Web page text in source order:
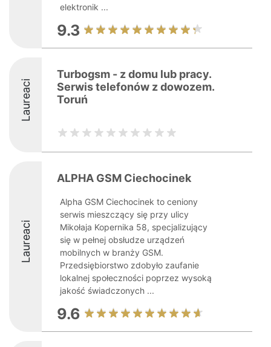
elektronik ...
9.3
Laureaci
Turbogsm - z domu lub pracy.
Serwis telefonów z dowozem.
Toruń
Laureaci
ALPHA GSM Ciechocinek
Alpha GSM Ciechocinek to ceniony
serwis mieszczący się przy ulicy
Mikołaja Kopernika 58, specjalizujący
się w pełnej obsłudze urządzeń
mobilnych w branży GSM.
Przedsiębiorstwo zdobyło zaufanie
lokalnej społeczności poprzez wysoką
jakość świadczonych ...
9.6